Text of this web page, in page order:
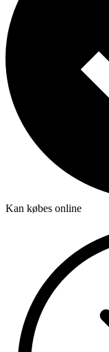
Kan købes online